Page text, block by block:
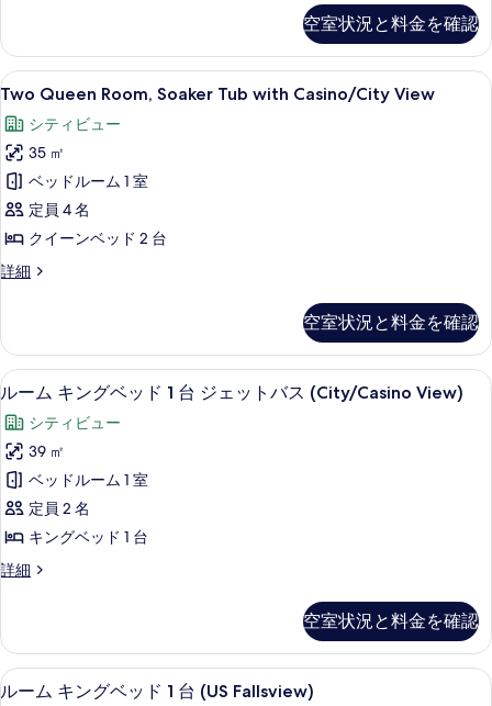
を
表
示
す
る
ス
(Fireplace,
US
Fallsview)
の
す
べ
て
の
真
を
表
示
す
る
ト
バ
ス
US
Fallsview)
の
詳
細
イ
ー
ト
3
ベ
ッ
ド
ル
ー
す
べ
て
の
写
真
を
表
示
る
ン
シ
ャ
ス
イ
ー
ト
3
ベ
ッ
ド
の
詳
細
空室状況と料金を確認
Two
Queen
Room,
Soaker
Tub
with
Casino/City
View
の
べ
て
の
写
真
を
表
示
す
低刺激性寝具、セーフティボックス
5
Two Queen Room, Soaker Tub with Casino/City View
シティビュー
35 ㎡
ベッドルーム 1 室
定員 4 名
クイーンベッド 2 台
詳細
Two
Tub
with
Casino/City
の
詳
細
空室状況と料金を確認
ル
ー
ム
キ
ン
グ
ッ
1
台
ジ
低刺激性寝具、セーフティボックス
2
ルーム キングベッド 1 台 ジェットバス (City/Casino View)
シティビュー
39 ㎡
ベッドルーム 1 室
定員 2 名
キングベッド 1 台
詳細
ル
ン
グ
ベ
空室状況と料金を確認
ル
低刺激性寝具、セーフティボックス
4
ルーム キングベッド 1 台 (US Fallsview)